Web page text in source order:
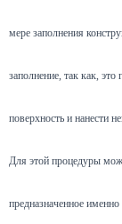
мере заполнения
заполнение, так как,
поверхность и нанести
Для этой процедуры
предназначенное